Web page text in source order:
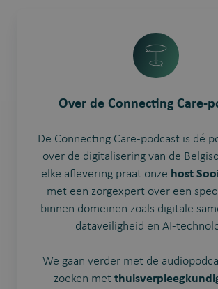
Over de Connecting Care-
De Connecting Care-podcast is dé
over de digitalisering van de
elke aflevering praat onze host
met een zorgexpert over een
binnen domeinen zoals digitale
dataveiligheid en AI-
We gaan verder met de
zoeken met